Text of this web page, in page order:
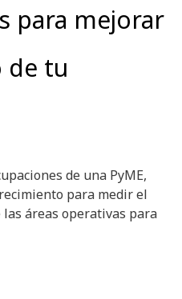
para mejorar
de tu
de una PyME,
para medir el
las áreas operativas para